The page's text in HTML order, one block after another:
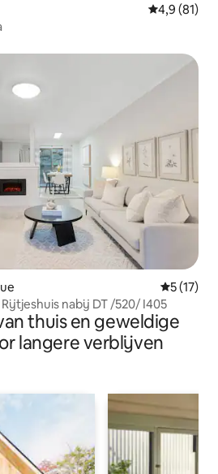
4,9 (81)
5 (17)
nabij DT /520/ I405
thuis en geweldige
langere verblijven